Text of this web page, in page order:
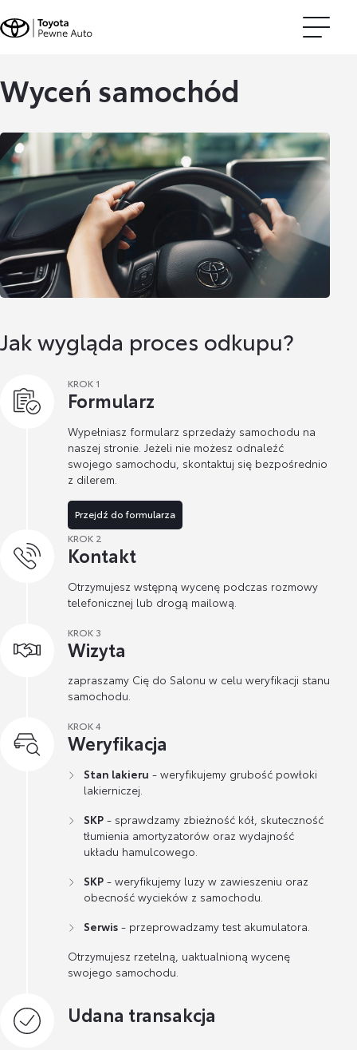
Wyceń samochód
Jak wygląda proces odkupu?
KROK 1
Formularz
Wypełniasz formularz sprzedaży samochodu na
naszej stronie. Jeżeli nie możesz odnaleźć
swojego samochodu, skontaktuj się bezpośrednio
z dilerem.
Przejdź do formularza
KROK 2
Kontakt
Otrzymujesz wstępną wycenę podczas rozmowy
telefonicznej lub drogą mailową.
KROK 3
Wizyta
zapraszamy Cię do Salonu w celu weryfikacji stanu
samochodu.
KROK 4
Weryfikacja
Stan lakieru - weryfikujemy grubość powłoki
lakierniczej.
SKP - sprawdzamy zbieżność kół, skuteczność
tłumienia amortyzatorów oraz wydajność
układu hamulcowego.
SKP - weryfikujemy luzy w zawieszeniu oraz
obecność wycieków z samochodu.
Serwis - przeprowadzamy test akumulatora.
Otrzymujesz rzetelną, uaktualnioną wycenę
swojego samochodu.
Udana transakcja